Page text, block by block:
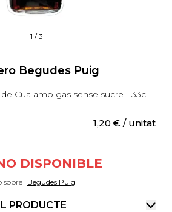
1 /3
Begudes Puig
Cua amb gas sense sucre - 33cl -
1,20 € / unitat
DISPONIBLE
sobre Begudes Puig
PRODUCTE